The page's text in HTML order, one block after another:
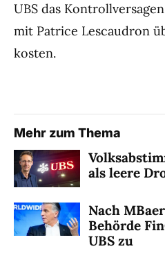
UBS das
mit Patrice Lescaudron
kosten.
Mehr zum Thema
als leere
Nach
Behörde
UBS zu